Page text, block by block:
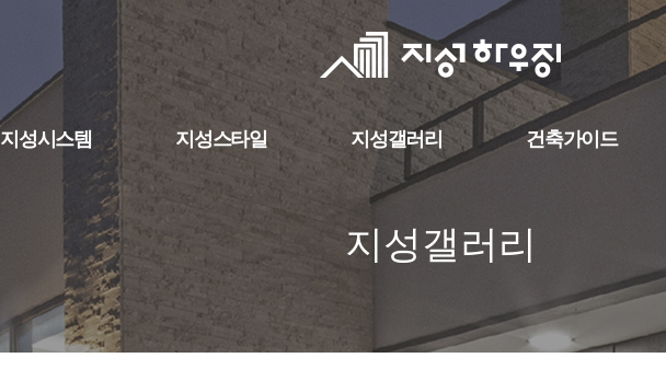
지성시스템 지성스타일 지성갤러리 건축가이드
지성갤러리